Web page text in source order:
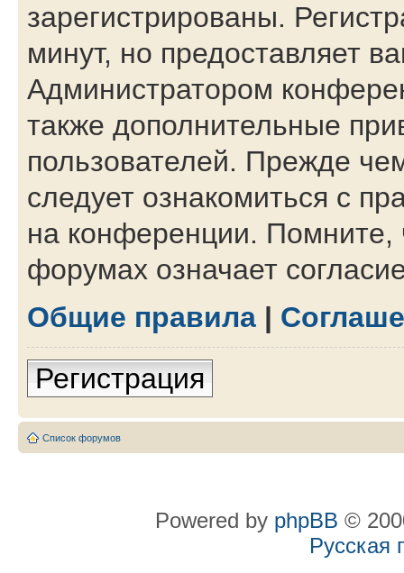
зарегистрированы.
минут, но предоставляет
Администратором
также дополнительные
пользователей. Прежде
следует ознакомиться с
на конференции. Помните,
форумах означает
Общие правила |
Регистрация
Список форумов
Powered by phpBB ©
Русская